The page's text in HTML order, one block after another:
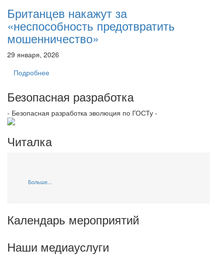
Британцев накажут за
«неспособность предотвратить
мошенничество»
29 января, 2026
Подробнее
Безопасная разработка
- Безопасная разработка эволюция по ГОСТу -
Читалка
Больше...
Календарь мероприятий
Наши медиауслуги